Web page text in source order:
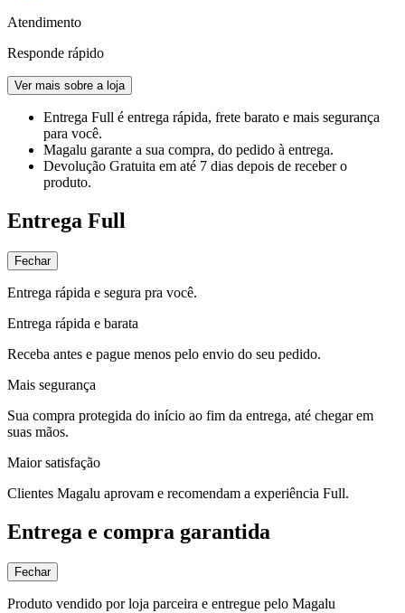
Atendimento
Responde rápido
Ver mais sobre a loja
Entrega Full é entrega rápida, frete barato e mais segurança
para você.
Magalu garante a sua compra, do pedido à entrega.
Devolução Gratuita em até 7 dias depois de receber o
produto.
Entrega Full
Fechar
Entrega rápida e segura pra você.
Entrega rápida e barata
Receba antes e pague menos pelo envio do seu pedido.
Mais segurança
Sua compra protegida do início ao fim da entrega, até chegar em
suas mãos.
Maior satisfação
Clientes Magalu aprovam e recomendam a experiência Full.
Entrega e compra garantida
Fechar
Produto vendido por loja parceira e entregue pelo Magalu